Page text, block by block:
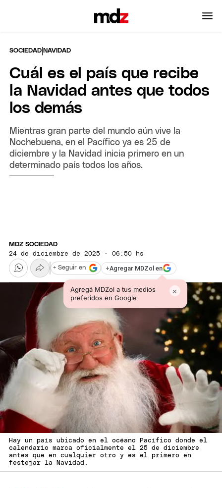
SOCIEDAD |NAVIDAD
Cuál es el país que recibe
la Navidad antes que todos
los demás
Mientras gran parte del mundo aún vive la
Nochebuena, en el Pacífico ya es 25 de
diciembre y la Navidad inicia primero en un
determinado país todos los años.
MDZ SOCIEDAD
24 de diciembre de 2025 · 06:50 hs
+Agregar MDZol en
Agregá MDZol a tus medios
preferidos en Google
×
+ Seguir en
Hay un país ubicado en el océano Pacífico donde el
calendario marca oficialmente el 25 de diciembre
antes que en cualquier otro y es el primero en
festejar la Navidad.